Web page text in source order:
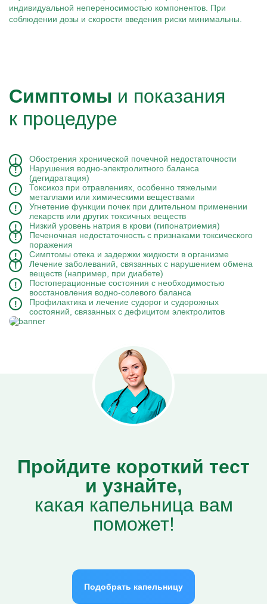
индивидуальной непереносимостью компонентов. При
соблюдении дозы и скорости введения риски минимальны.
Симптомы и показания
к процедуре
Обострения хронической почечной недостаточности
Нарушения водно-электролитного баланса
(дегидратация)
Токсикоз при отравлениях, особенно тяжелыми
металлами или химическими веществами
Угнетение функции почек при длительном применении
лекарств или других токсичных веществ
Низкий уровень натрия в крови (гипонатриемия)
Печеночная недостаточность с признаками токсического
поражения
Симптомы отека и задержки жидкости в организме
Лечение заболеваний, связанных с нарушением обмена
веществ (например, при диабете)
Постоперационные состояния с необходимостью
восстановления водно-солевого баланса
Профилактика и лечение судорог и судорожных
состояний, связанных с дефицитом электролитов
Пройдите короткий тест
и узнайте,
какая капельница вам
поможет!
Подобрать капельницу